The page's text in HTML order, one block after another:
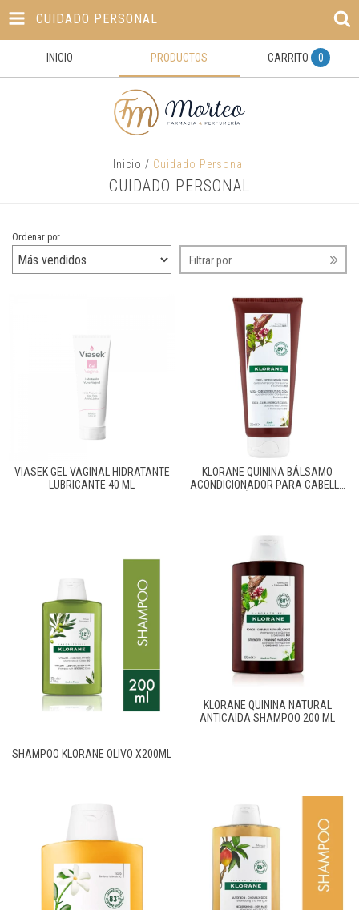
CUIDADO PERSONAL
INICIO PRODUCTOS CARRITO 0
Inicio / Cuidado Personal
CUIDADO PERSONAL
Ordenar por
Filtrar por
VIASEK GEL VAGINAL HIDRATANTE
LUBRICANTE 40 ML
KLORANE QUININA BÁLSAMO
ACONDICIONADOR PARA CABELLO
SHAMPOO KLORANE OLIVO X200ML
KLORANE QUININA NATURAL
ANTICAIDA SHAMPOO 200 ML